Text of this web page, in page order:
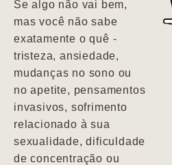
Se algo não vai bem,
mas você não sabe
exatamente o quê -
tristeza, ansiedade,
mudanças no sono ou
no apetite, pensamentos
invasivos, sofrimento
relacionado à sua
sexualidade, dificuldade
de concentração ou